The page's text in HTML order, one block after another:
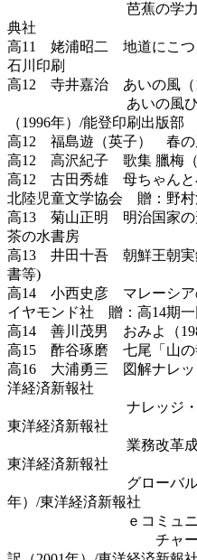
芭蕉の学力：新典
典社
高11 姥浦昭二 地道にこつ
石川印刷
高12 寺井嘉治 あいの風（
あいの風ひとりご
（1996年）/能登印刷出版部
高12 福島遊（英子） 春の
高12 高沢紀子 歌集 臘梅（
高12 古田秀雄 母ちゃんと
北陸児童文学協会 贈：野村
高13 菊山正明 明治国家の
茶の水書房
高13 井田十吾 朝鮮王朝実
書等)
高14 小西史彦 マレーシア
イヤモンド社 贈：高14期一
高14 善川茂男 おみよ（
高15 酢谷琢磨 七尾「山の
高16 大浦勇三 図解ナレッ
洋経済新報社
ナレッジ・マネジ
東洋経済新報社
業務改革成功への
東洋経済新報社
グローバル・スタ
年）/東洋経済新報社
ｅコミュニティが
チャールズ・グ